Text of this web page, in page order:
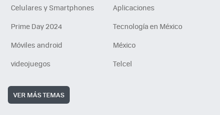
Celulares y Smartphones
Aplicaciones
Prime Day 2024
Tecnología en México
Móviles android
México
videojuegos
Telcel
VER MÁS TEMAS